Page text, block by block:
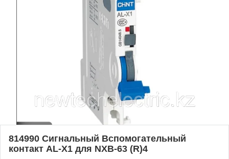
814990 Сигнальный Вспомогательный
контакт AL-X1 для NXB-63 (R)4